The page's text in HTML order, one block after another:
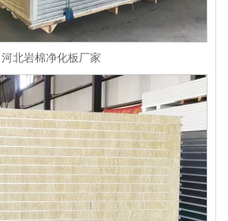
河北岩棉净化板厂家